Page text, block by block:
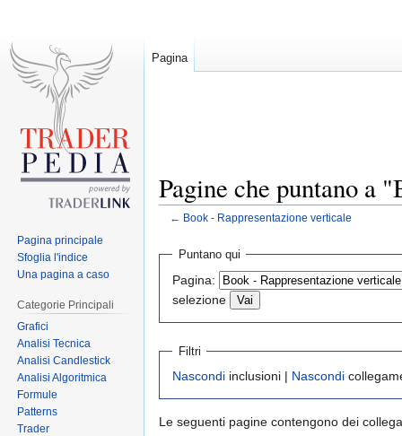
Pagine che puntano a
← Book - Rappresentazione verticale
Jump
navigation
Jump
search
Puntano qui
Pagina:
selezione
Filtri
Nascondi inclusioni | Nascondi
Le seguenti pagine contengono dei
Pagina
Pagina principale
Sfoglia l'indice
Una pagina a caso
Categorie Principali
Grafici
Analisi Tecnica
Analisi Candlestick
Analisi Algoritmica
Formule
Patterns
Trader